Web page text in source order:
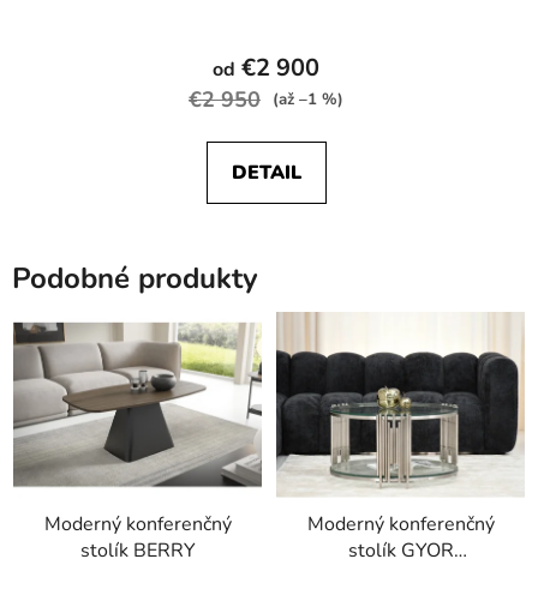
hodnotenie
produktu
z
od €2 900
€2 950 (až –1 %)
DETAIL
Podobné produkty
Moderný konferenčný
stolík BERRY
Moderný konferenčný
stolík GYOR